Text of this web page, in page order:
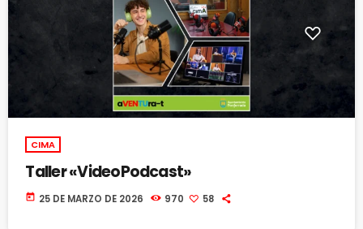
CIMA
Taller «VideoPodcast»
today 25 DE MARZO DE 2026 970 58